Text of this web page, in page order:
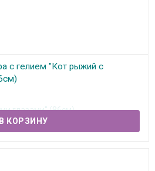
с гелием "Кот рыжий с